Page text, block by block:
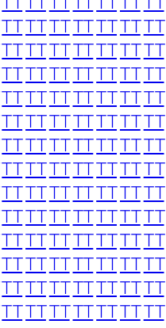
TTTTTTTTTTTTTT
TTTTTTTTTTTTTT
TTTTTTTTTTTTTT
TTTTTTTTTTTTTT
TTTTTTTTTTTTTT
TTTTTTTTTTTTTT
TTTTTTTTTTTTTT
TTTTTTTTTTTTTT
TTTTTTTTTTTTTT
TTTTTTTTTTTTTT
TTTTTTTTTTTTTT
TTTTTTTTTTTTTT
TTTTTTTTTTTTTT